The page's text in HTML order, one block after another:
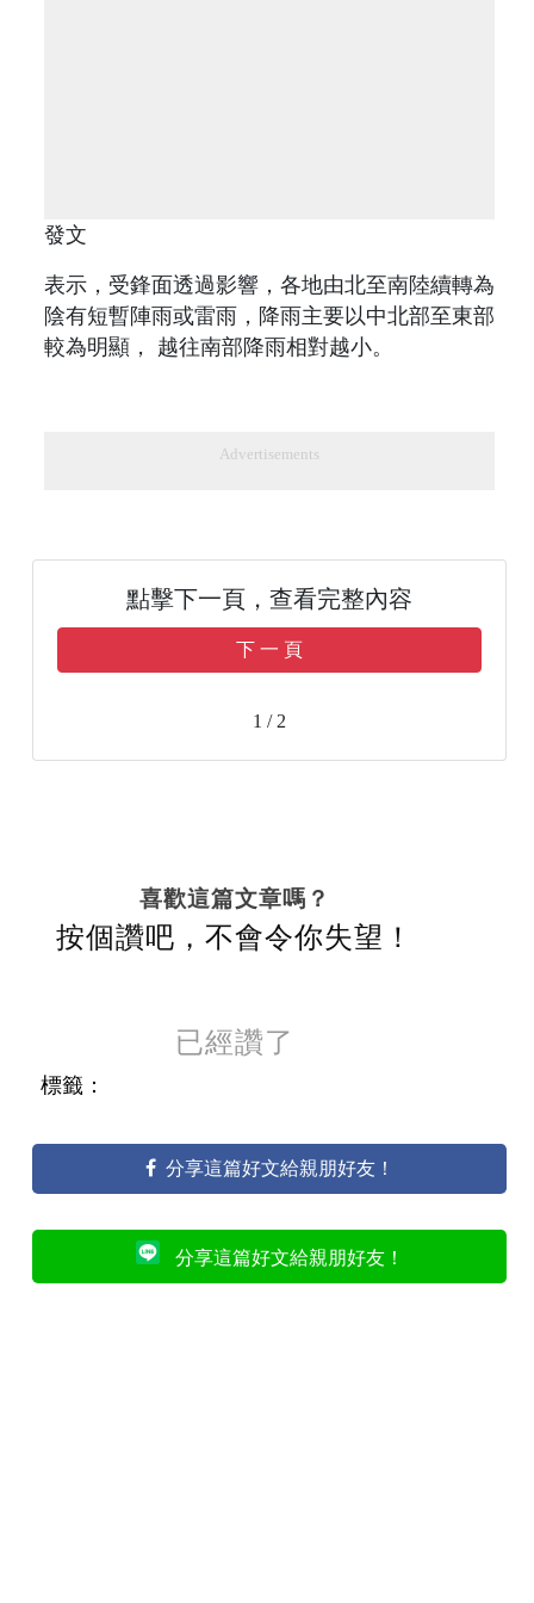
發文
表示，受鋒面透過影響，各地由北至南陸續轉為
陰有短暫陣雨或雷雨，降雨主要以中北部至東部
較為明顯， 越往南部降雨相對越小。
Advertisements
點擊下一頁，查看完整內容
下 一 頁
1 / 2
喜歡這篇文章嗎？
按個讚吧，不會令你失望！
已經讚了
標籤：
分享這篇好文給親朋好友！
分享這篇好文給親朋好友！